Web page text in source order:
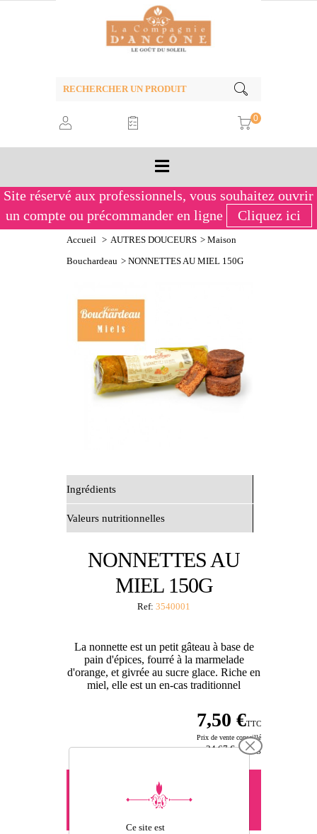
0
Site réservé aux professionnels, vous souhaitez ouvrir
un compte ou précommander en ligne
Cliquez ici
Accueil > AUTRES DOUCEURS > Maison
Bouchardeau > NONNETTES AU MIEL 150G
Ingrédients
Valeurs nutritionnelles
NONNETTES AU
MIEL 150G
Ref: 3540001
La nonnette est un petit gâteau à base de
pain d'épices, fourré à la marmelade
d'orange, et givrée au sucre glace. Riche en
miel, elle est un en-cas traditionnel
7,50 €TTC
Prix de vente conseillé
34,67 €par kg
Vous devez être connecté pour
précommander -se connecter
ou créer un compte
Ce site est